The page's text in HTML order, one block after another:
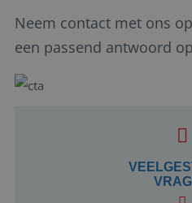
Neem contact met ons
een passend antwoord
Google